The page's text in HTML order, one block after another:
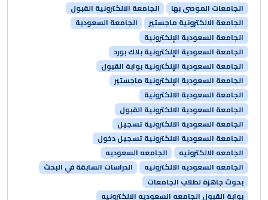
الجامعات الموصى بها
الجامعة الالكترونية القبول
الجامعة الالكترونية ماجستير
الجامعة السعودية
الجامعة السعودية الإلكترونية
الجامعة السعودية الإلكترونية بلاك بورد
الجامعة السعودية الإلكترونية بوابة القبول
الجامعة السعودية الإلكترونية ماجستير
الجامعة السعودية الالكترونية
الجامعة السعودية الالكترونية القبول
الجامعة السعودية الالكترونية تسجيل
الجامعة السعودية الالكترونية تسجيل دخول
الجامعه الالكترونيه
الجامعه السعوديه
الجامعه السعوديه الالكترونيه
الدراسات السابقة في البحث
بحوث جاهزة لطلاب الجامعات
بوابة القبول الجامعه السعوديه الالكترونيه